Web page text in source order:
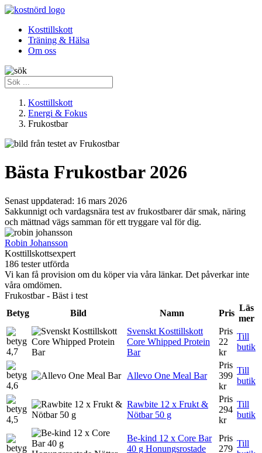
Kosttillskott
Träning & Hälsa
Om oss
Kosttillskott
Energi & Fokus
Frukostbar
Bästa Frukostbar 2026
Senast uppdaterad: 16 mars 2026
Sakkunnigt och vardagsnära test av frukostbarer där smak, näring
och mättnad vägs samman för ett tryggare val för dig.
Robin Johansson
Kosttillskottsexpert
186 tester utförda
Vi kan få provision om du köper via våra länkar. Det påverkar inte
våra omdömen.
Frukostbar - Bäst i test
Betyg
Bild Namn Pris
Läs
mer
4,7
Svenskt Kosttillskott
Core Whipped Protein
Bar
Pris
22
kr
Till
butik
4,6
Allevo One Meal Bar
Pris
399
kr
Till
butik
4,5
Rawbite 12 x Frukt &
Nötbar 50 g
Pris
294
kr
Till
butik
Be-kind 12 x Core Bar
40 g Honungsrostade
Pris
279
Till